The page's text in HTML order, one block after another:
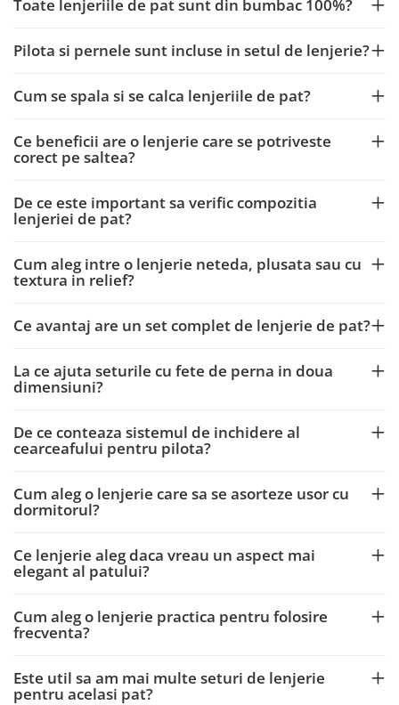
Toate lenjeriile de pat sunt din bumbac 100%?
Pilota si pernele sunt incluse in setul de lenjerie?
Cum se spala si se calca lenjeriile de pat?
Ce beneficii are o lenjerie care se potriveste
corect pe saltea?
De ce este important sa verific compozitia
lenjeriei de pat?
Cum aleg intre o lenjerie neteda, plusata sau cu
textura in relief?
Ce avantaj are un set complet de lenjerie de pat?
La ce ajuta seturile cu fete de perna in doua
dimensiuni?
De ce conteaza sistemul de inchidere al
cearceafului pentru pilota?
Cum aleg o lenjerie care sa se asorteze usor cu
dormitorul?
Ce lenjerie aleg daca vreau un aspect mai
elegant al patului?
Cum aleg o lenjerie practica pentru folosire
frecventa?
Este util sa am mai multe seturi de lenjerie
pentru acelasi pat?